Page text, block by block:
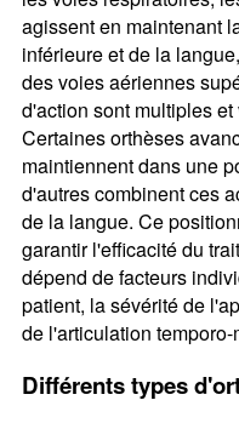
agissent en maintenant
inférieure et de la
des voies aériennes
d'action sont multiples
Certaines orthèses
maintiennent dans une
d'autres combinent ces
de la langue. Ce
garantir l'efficacité du
dépend de facteurs
patient, la sévérité de
de l'articulation
Différents types